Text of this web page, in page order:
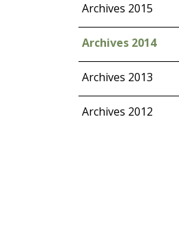
Archives 2015
Archives 2014
Archives 2013
Archives 2012